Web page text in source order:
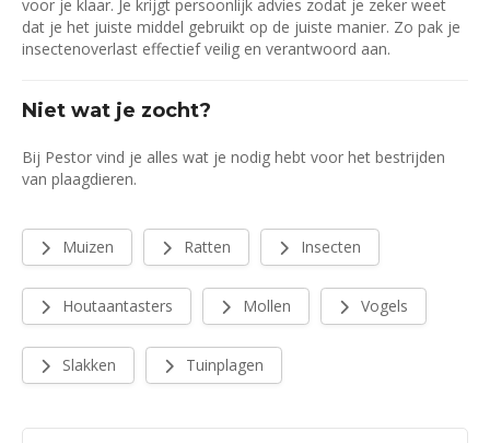
voor je klaar. Je krijgt persoonlijk advies zodat je zeker weet
dat je het juiste middel gebruikt op de juiste manier. Zo pak je
insectenoverlast effectief veilig en verantwoord aan.
Niet wat je zocht?
Bij Pestor vind je alles wat je nodig hebt voor het bestrijden
van plaagdieren.
Muizen Ratten Insecten
Houtaantasters Mollen Vogels
Slakken Tuinplagen